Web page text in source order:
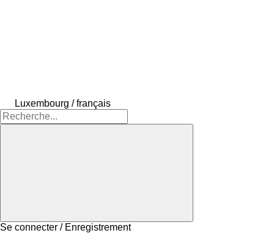
Luxembourg / français
Se connecter / Enregistrement